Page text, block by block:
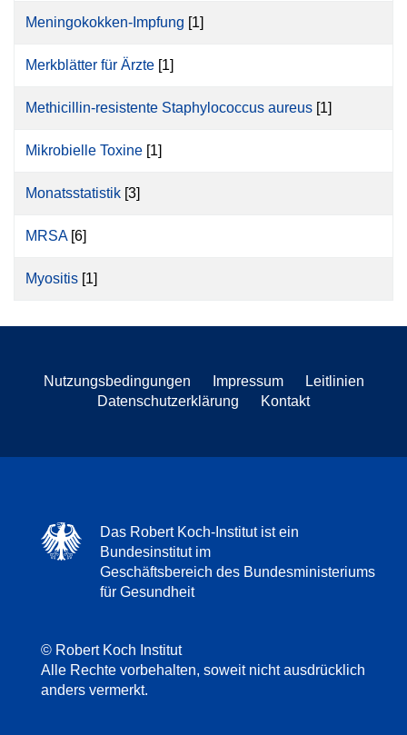
Meningokokken-Impfung [1]
Merkblätter für Ärzte [1]
Methicillin-resistente Staphylococcus aureus [1]
Mikrobielle Toxine [1]
Monatsstatistik [3]
MRSA[6]
Myositis [1]
Nutzungsbedingungen Impressum
Leitlinien
Datenschutzerklärung
Kontakt
Das Robert Koch-Institut ist ein
Bundesinstitut im
Geschäftsbereich des Bundesministeriums
für Gesundheit
© Robert Koch Institut
Alle Rechte vorbehalten, soweit nicht ausdrücklich
anders vermerkt.